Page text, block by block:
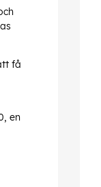
få
en